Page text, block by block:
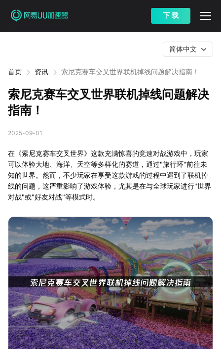
下 载
首页 资讯 索尼克赛车交叉世界联机掉线问题解决指南！
简体中文
索尼克赛车交叉世界联机掉线问题解决
指南！
2025-09-01
在《索尼克赛车交叉世界》这款充满惊喜的竞速对战游戏中，玩家
可以体验大地、海洋、天空等多样化的赛道，通过"旅行环"前往未
知的世界。然而，不少玩家在享受这款游戏的过程中遇到了联机掉
线的问题，这严重影响了游戏体验，尤其是在与全球玩家进行"世界
对战"或"好友对战"等模式时。